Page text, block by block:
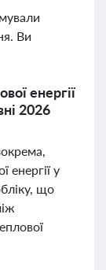
Ви
енергії
2026
енергії у
що